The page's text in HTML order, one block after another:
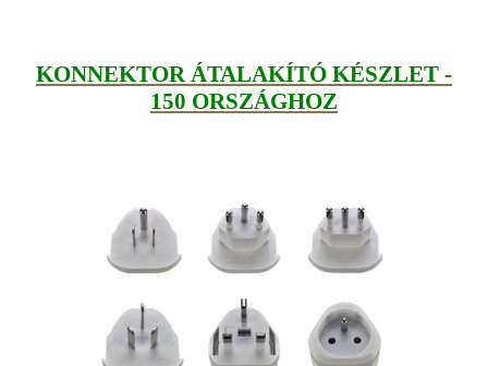
KONNEKTOR ÁTALAKÍTÓ KÉSZLET -
150 ORSZÁGHOZ